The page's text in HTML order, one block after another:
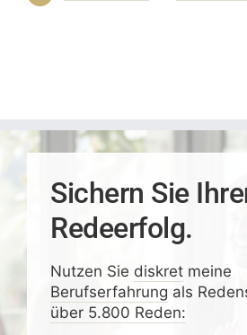
Sichern Sie
Redeerfolg.
Nutzen Sie diskretmeine
Berufserfahrung als
über 5.800 Reden: